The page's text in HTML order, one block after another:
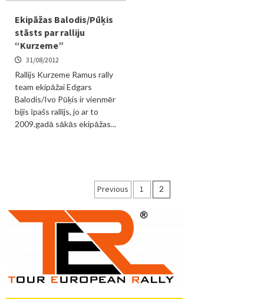
Ekipāžas Balodis/Pūķis
stāsts par ralliju
“Kurzeme”
31/08/2012
Rallijs Kurzeme Ramus rally
team ekipāžai Edgars
Balodis/Ivo Pūķis ir vienmēr
bijis īpašs rallijs, jo ar to
2009.gadā sākās ekipāžas...
Ziņu
numerācija
pēc
lappusēm
Previous 1 2